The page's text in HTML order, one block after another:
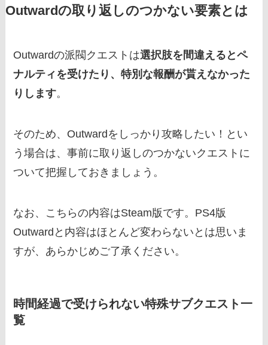
Outwardの取り返しのつかない要素とは
Outwardの派閥クエストは選択肢を間違えるとペ
ナルティを受けたり、特別な報酬が貰えなかった
りします。
そのため、Outwardをしっかり攻略したい！とい
う場合は、事前に取り返しのつかないクエストに
ついて把握しておきましょう。
なお、こちらの内容はSteam版です。PS4版
Outwardと内容はほとんど変わらないとは思いま
すが、あらかじめご了承ください。
時間経過で受けられない特殊サブクエスト一
覧